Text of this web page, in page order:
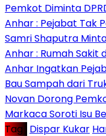
Pemkot Diminta
Anhar : Pejabat Tak
Samri Shaputra
Anhar : Rumah Sakit
Anhar Ingatkan
Bau Sampah dari
Novan Dorong
Markaca Soroti Isu
Tag : Dispar Kukar